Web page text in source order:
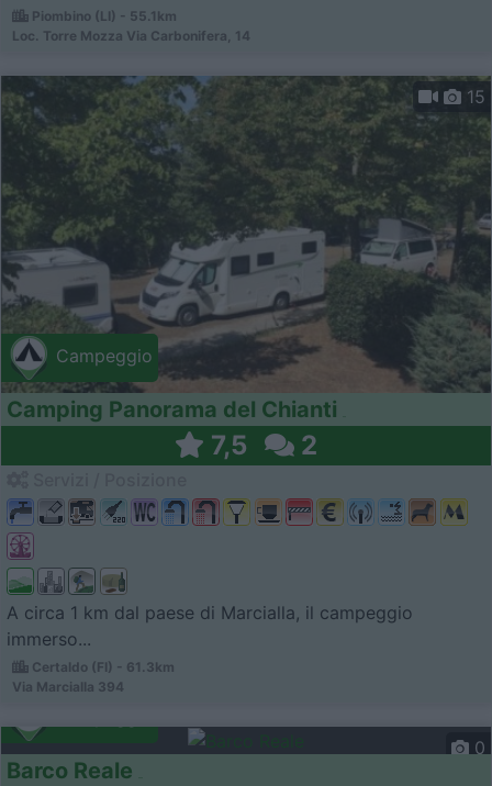
Piombino (LI) - 55.1km
Loc. Torre Mozza Via Carbonifera, 14
Campeggio
15
Camping Panorama del Chianti
7,5 2
A circa 1 km dal paese di Marcialla, il campeggio
immerso...
Certaldo (FI) - 61.3km
Via Marcialla 394
0
Barco Reale